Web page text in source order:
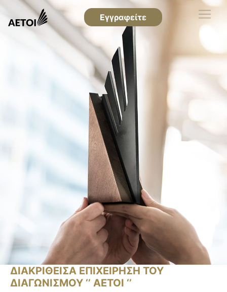
Εγγραφείτε
ΔΙΑΚΡΙΘΕΙΣΑ ΕΠΙΧΕΙΡΗΣΗ ΤΟΥ
ΔΙΑΓΩΝΙΣΜΟΥ ‘’ ΑΕΤΟΙ ‘’